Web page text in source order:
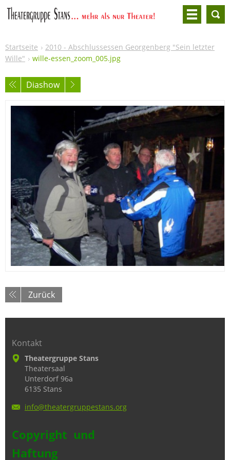
Startseite
2010 - Abschlussessen Georgenberg "Sein letzter
Wille"
wille-essen_zoom_005.jpg
Diashow
Zurück
Kontakt
Theatergruppe Stans
Theatersaal
Unterdorf 96a
6135 Stans
info@theatergruppestans.org
Copyright und
Haftung